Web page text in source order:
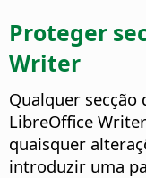
Proteger
Writer
Qualquer
LibreOffice
quaisquer
introduzir uma